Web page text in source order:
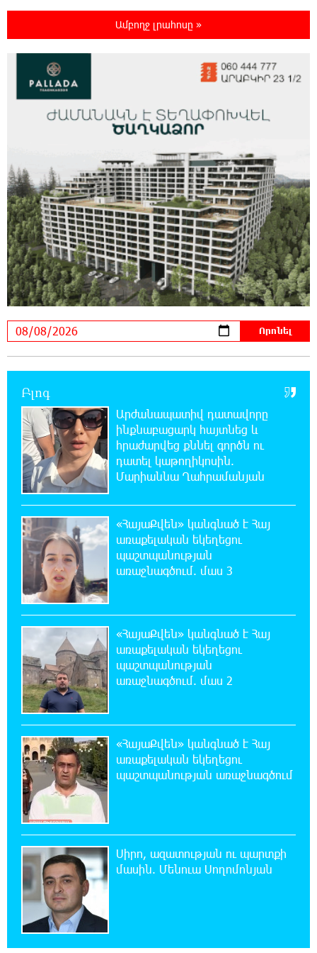
22:03:58 7-08-2026
օգտագործել Starlink-ը Ռուսաստանի դեմ
հարվшծները կառավարելու համար
21:45:44 7-08-2026
Երևանում և մարզերում էլեկտրաէներգիայի
21:26:16 7-08-2026
Ստեփանավանում ռուս կին է փորձել
ինքնասպան լինել
21:08:37 7-08-2026
ԵԱՏՄ֊ն չի ուզում, որ իր միջոցներով
զարգանա Հայաստանի տնտեսությունը ու
հետո գնա ԵՄ. Արշակ Կարապետյան
21:03:44 7-08-2026
Կաթողիկոսի նկատմամբ իրականացվող
բռնադատավարությունը միահեծան
իշխանության հետևանք է. Հանրային Դաշինք
Մեր երկրում իշխանության և ընդդիմության
անվերջանալի պայքարում տուժում է միայն
ու միայն ՀՀ քաղաքացին. Աննա Կոստանյան
20:49:35 7-08-2026
Փրկարարները հայտանաբերել են մոլորված
զբոսաշրջիկներին
20:39:24 7-08-2026
ԼՀԿ-ն պահանջում է դադարեցնել Գարեգին
Բ-ի և եպիսկոպոսների դեմ քրեական
հետապնդումը
Սարյան փողոցի բնակարաններից մեկում
պայթյունի հետևանքով 55-ամյա
տղամարդը այրվածքներով տեղափոխվել է
«Այրվածքաբանության ազգային կենտրոն»
Սլովակիայի արևելքում արտակարգ
դրություն է հայտարարվել շոգի ալիքների
պատճառով
19:53:41 7-08-2026
Երթևեկության կազմակերպման
Ամբողջ լրահոսը »
Բլոգ
Արժանապատիվ դատավորը
ինքնաբացարկ հայտնեց և
հրաժարվեց քննել գործն ու
դատել կաթողիկոսին.
Մարիաննա Ղահրամանյան
«ՀայաՔվեն» կանգնած է Հայ
առաքելական եկեղեցու
պաշտպանության
առաջնագծում. մաս 3
«ՀայաՔվեն» կանգնած է Հայ
առաքելական եկեղեցու
պաշտպանության
առաջնագծում. մաս 2
«ՀայաՔվեն» կանգնած է Հայ
առաքելական եկեղեցու
պաշտպանության առաջնագծում
Սիրո, ազատության ու պարտքի
մասին. Մենուա Սողոմոնյան